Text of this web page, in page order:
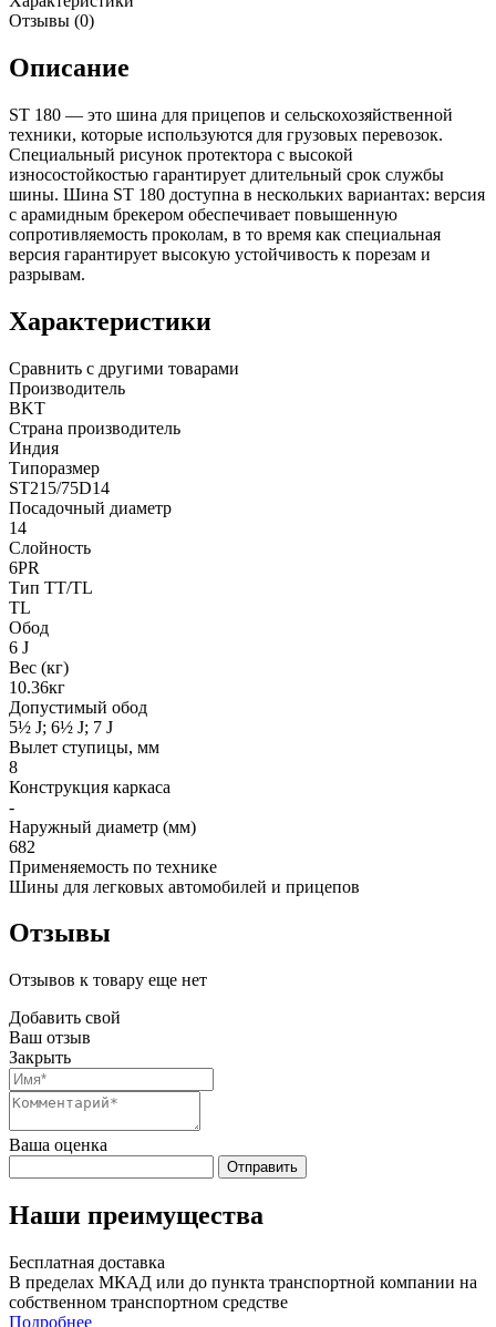
Отзывы (0)
Описание
ST 180 — это шина для прицепов и сельскохозяйственной
техники, которые используются для грузовых перевозок.
Специальный рисунок протектора с высокой
износостойкостью гарантирует длительный срок службы
шины. Шина ST 180 доступна в нескольких вариантах: версия
с арамидным брекером обеспечивает повышенную
сопротивляемость проколам, в то время как специальная
версия гарантирует высокую устойчивость к порезам и
разрывам.
Характеристики
Сравнить с другими товарами
Производитель
BKT
Страна производитель
Индия
Типоразмер
ST215/75D14
Посадочный диаметр
14
Слойность
6PR
Тип TT/TL
TL
Обод
6 J
Вес (кг)
10.36кг
Допустимый обод
5½ J; 6½ J; 7 J
Вылет ступицы, мм
8
Конструкция каркаса
-
Наружный диаметр (мм)
682
Применяемость по технике
Шины для легковых автомобилей и прицепов
Отзывы
Отзывов к товару еще нет
Добавить свой
Ваш отзыв
Закрыть
Ваша оценка
Отправить
Наши преимущества
Бесплатная доставка
В пределах МКАД или до пункта транспортной компании на
собственном транспортном средстве
Подробнее